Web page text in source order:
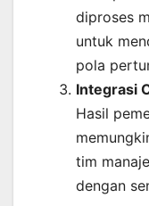
diproses
untuk
pola
Integrasi
Hasil
tim
dengan